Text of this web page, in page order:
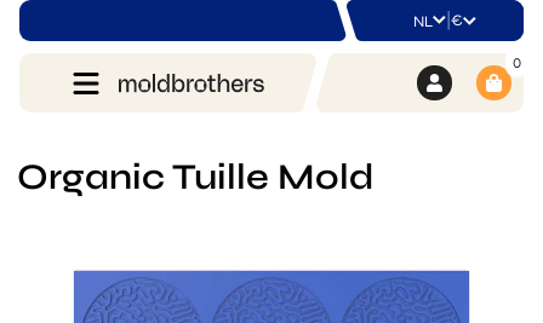
NL |€
0
Organic Tuille Mold